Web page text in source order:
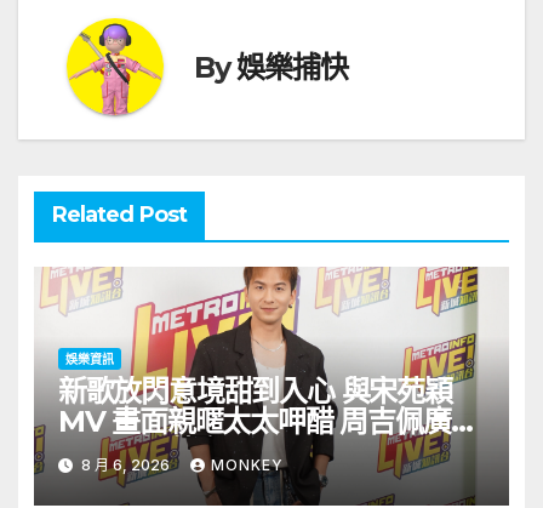
By娛樂捕快
Related Post
娛樂資訊
新歌放閃意境甜到入心 與宋苑穎
MV 畫面親暱太太呷醋 周吉佩廣州
一日三場熱血 Busking
8 月 6, 2026 MONKEY